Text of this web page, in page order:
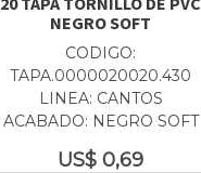
NEGRO SOFT
CODIGO:
TAPA.0000020020.430
LINEA: CANTOS
ACABADO: NEGRO SOFT
US$0,69